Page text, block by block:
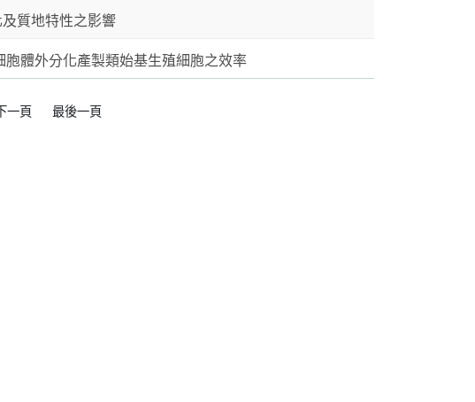
質地特性之影響
體外分化產製類始基生殖細胞之效率
一頁 最後一頁